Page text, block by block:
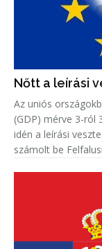
Nőtt a leírási
Az uniós
(GDP) mérve 3-ról
idén a leírási
számolt be